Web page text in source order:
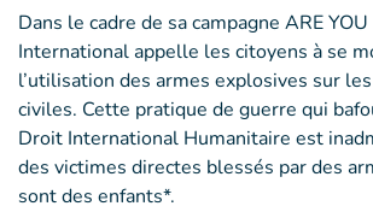
Dans le cadre de sa campagne ARE YOU
International appelle les citoyens à se
l’utilisation des armes explosives sur
civiles. Cette pratique de guerre qui
Droit International Humanitaire est
des victimes directes blessés par des
sont des enfants*.